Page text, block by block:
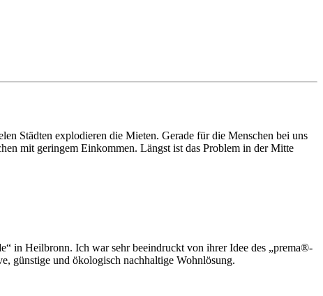
Städten explodieren die Mieten. Gerade für die Menschen bei uns
mit geringem Einkommen. Längst ist das Problem in der Mitte
in Heilbronn. Ich war sehr beeindruckt von ihrer Idee des „prema®-
günstige und ökologisch nachhaltige Wohnlösung.